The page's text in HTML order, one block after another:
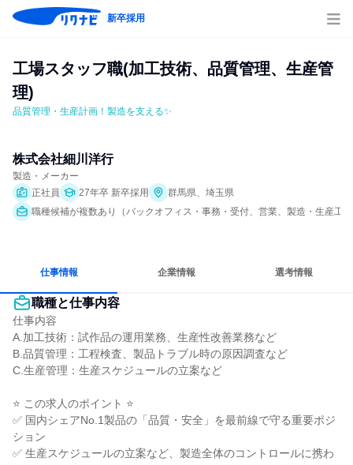
新卒採用
工場スタッフ職(加工技術、品質管理、生産管
理)
品質管理・生産計画！製造を支える✨
株式会社細川洋行
製造・メーカー
正社員
27年卒 新卒採用
群馬県、埼玉県
職種候補が複数あり（バックオフィス・事務・受付、営業、製造・生産工
仕事情報 企業情報 選考情報
職種と仕事内容
仕事内容
A.加工技術：試作品の運用業務、生産性改善業務など
B.品質管理：工程検査、製品トラブル時の原因調査など
C.生産管理：生産スケジュールの立案など
⭐ この求人のポイント ⭐
✅ 国内シェアNo.1製品の「品質・安全」を最前線で守る重要ポジ
ション
✅ 生産スケジュールの立案など、製造全体のコントロールに携わ